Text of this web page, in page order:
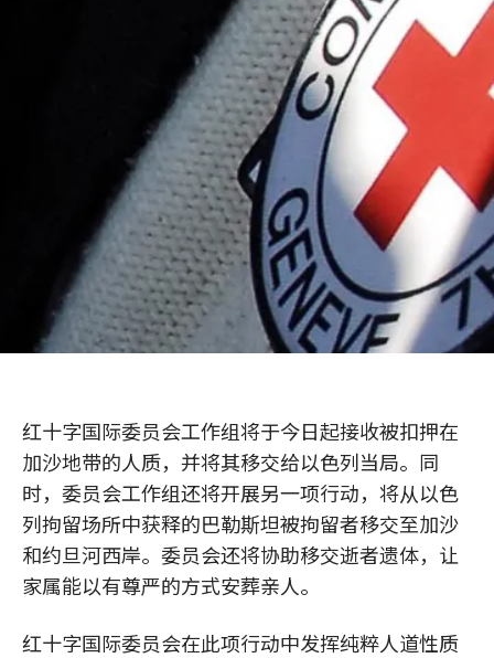
红十字国际委员会工作组将于今日起接收被扣押在
加沙地带的人质，并将其移交给以色列当局。同
时，委员会工作组还将开展另一项行动，将从以色
列拘留场所中获释的巴勒斯坦被拘留者移交至加沙
和约旦河西岸。委员会还将协助移交逝者遗体，让
家属能以有尊严的方式安葬亲人。
红十字国际委员会在此项行动中发挥纯粹人道性质